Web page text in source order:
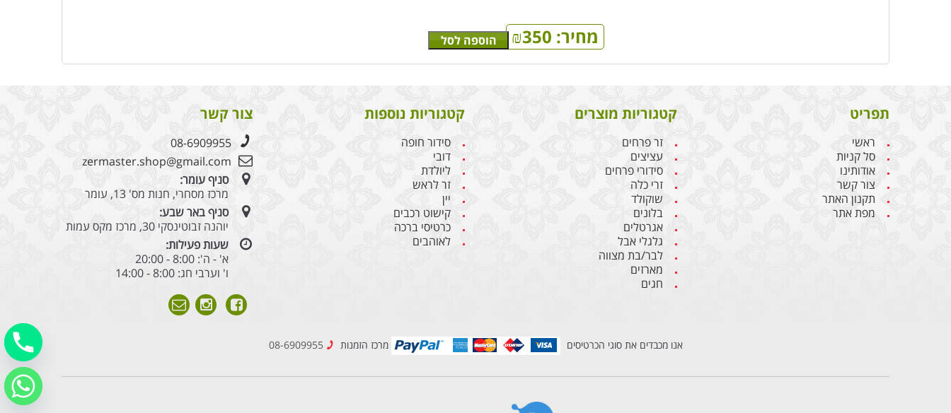
מחיר: ₪350 הוספה לסל
תפריט
ראשי
סל קניות
אודותינו
צור קשר
תקנון האתר
מפת אתר
קטגוריות מוצרים
זר פרחים
עציצים
סידורי פרחים
זרי כלה
שוקולד
בלונים
אגרטלים
גלגלי אבל
לבר/בת מצווה
מארזים
חגים
קטגוריות נוספות
סידור חופה
דובי
ליולדת
זר לראש
יין
קישוט רכבים
כרטיסי ברכה
לאוהבים
צור קשר
08-6909955
zermaster.shop@gmail.com
סניף עומר:
מרכז מסחרי, חנות מס' 13, עומר
סניף באר שבע:
יוהנה זבוטינסקי 30, מרכז מקס עמות
שעות פעילות:
א' - ה': 8:00 - 20:00
ו' וערבי חג: 8:00 - 14:00
אנו מכבדים את סוגי הכרטיסים מרכז הזמנות